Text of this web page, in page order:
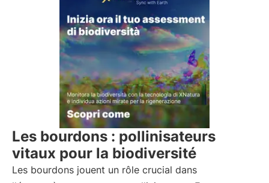
Les bourdons : pollinisateurs
vitaux pour la biodiversité
Les bourdons jouent un rôle crucial dans